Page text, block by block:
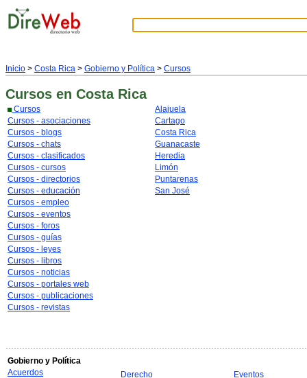
Inicio > Costa Rica > Gobierno y Política > Cursos
Cursos en Costa Rica
Cursos
Cursos - asociaciones
Cursos - blogs
Cursos - chats
Cursos - clasificados
Cursos - cursos
Cursos - directorios
Cursos - educación
Cursos - empleo
Cursos - eventos
Cursos - foros
Cursos - guías
Cursos - leyes
Cursos - libros
Cursos - noticias
Cursos - portales web
Cursos - publicaciones
Cursos - revistas
Alajuela
Cartago
Costa Rica
Guanacaste
Heredia
Limón
Puntarenas
San José
Gobierno y Política
Acuerdos
Derecho
Eventos